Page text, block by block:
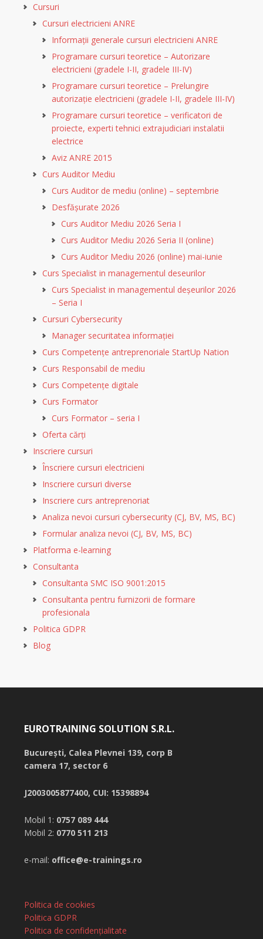
Cursuri
Cursuri electricieni ANRE
Informații generale cursuri electricieni ANRE
Programare cursuri teoretice – Autorizare
electricieni (gradele I-II, gradele III-IV)
Programare cursuri teoretice – Prelungire
autorizație electricieni (gradele I-II, gradele III-IV)
Programare cursuri teoretice – verificatori de
proiecte, experti tehnici extrajudiciari instalatii
electrice
Aviz ANRE 2015
Curs Auditor Mediu
Curs Auditor de mediu (online) – septembrie
Desfășurate 2026
Curs Auditor Mediu 2026 Seria I
Curs Auditor Mediu 2026 Seria II (online)
Curs Auditor Mediu 2026 (online) mai-iunie
Curs Specialist in managementul deseurilor
Curs Specialist in managementul deșeurilor 2026
– Seria I
Cursuri Cybersecurity
Manager securitatea informației
Curs Competențe antreprenoriale StartUp Nation
Curs Responsabil de mediu
Curs Competențe digitale
Curs Formator
Curs Formator – seria I
Oferta cărți
Inscriere cursuri
Înscriere cursuri electricieni
Inscriere cursuri diverse
Inscriere curs antreprenoriat
Analiza nevoi cursuri cybersecurity (CJ, BV, MS, BC)
Formular analiza nevoi (CJ, BV, MS, BC)
Platforma e-learning
Consultanta
Consultanta SMC ISO 9001:2015
Consultanta pentru furnizorii de formare
profesionala
Politica GDPR
Blog
EUROTRAINING SOLUTION S.R.L.
București, Calea Plevnei 139, corp B
camera 17, sector 6
J2003005877400, CUI: 15398894
Mobil 1: 0757 089 444
Mobil 2: 0770 511 213
e-mail: office@e-trainings.ro
Politica de cookies
Politica GDPR
Politica de confidențialitate